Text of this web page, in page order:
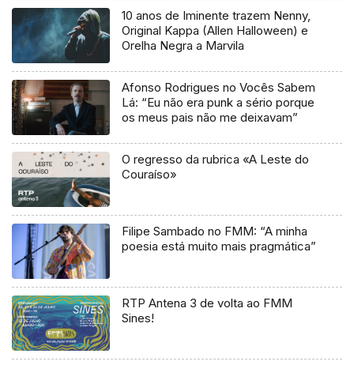
10 anos de Iminente trazem Nenny,
Original Kappa (Allen Halloween) e
Orelha Negra a Marvila
Afonso Rodrigues no Vocês Sabem
Lá: “Eu não era punk a sério porque
os meus pais não me deixavam”
O regresso da rubrica «A Leste do
Couraíso»
Filipe Sambado no FMM: “A minha
poesia está muito mais pragmática”
RTP Antena 3 de volta ao FMM
Sines!